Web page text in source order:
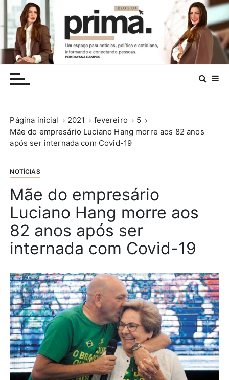
Página inicial 2021 fevereiro
5
Mãe do empresário Luciano Hang morre aos 82 anos
após ser internada com Covid-19
NOTÍCIAS
Mãe do empresário
Luciano Hang morre aos
82 anos após ser
internada com Covid-19